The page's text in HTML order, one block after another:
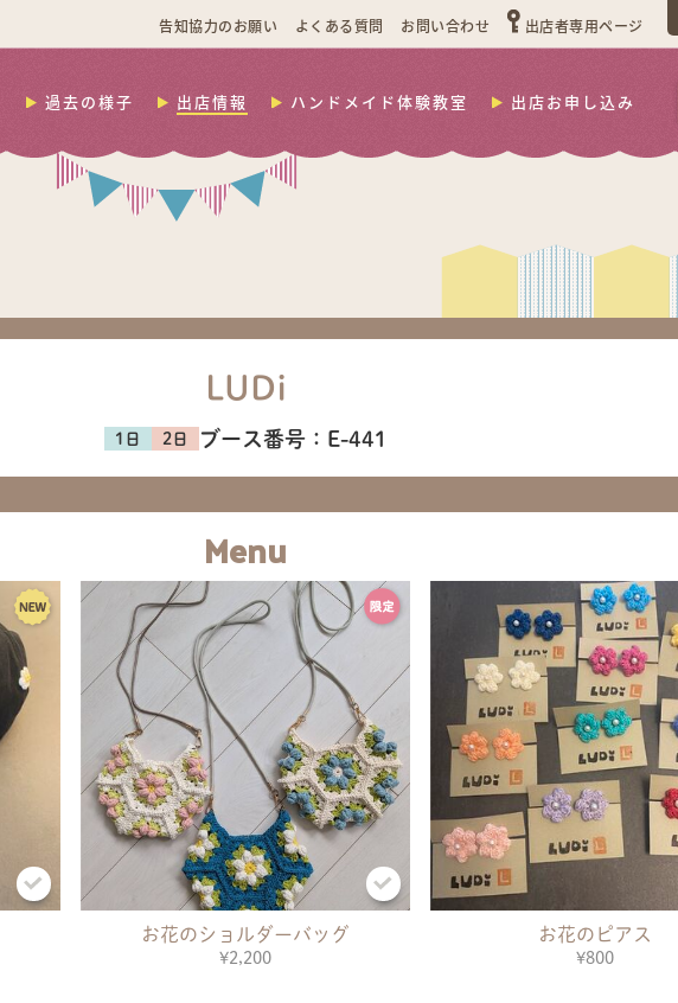
告知協力のお願い よくある質問 お問い合わせ 出店者専用ページ
過去の様子 出店情報 ハンドメイド体験教室 出店お申し込み
LUDi
ブース番号： E-441
Menu
お花のショルダーバッグ
¥2,200
お花のピアス
¥800